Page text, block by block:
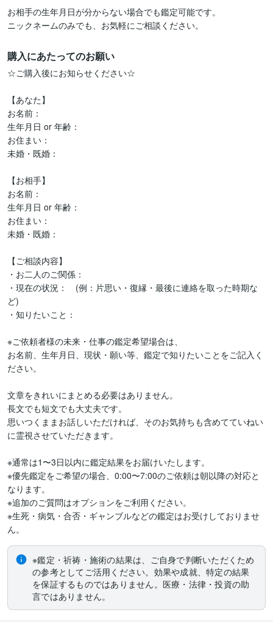
お相手の生年月日が分からない場合でも鑑定可能です。
ニックネームのみでも、お気軽にご相談ください。
購入にあたってのお願い
☆ご購入後にお知らせください☆
【あなた】
お名前：
生年月日 or 年齢：
お住まい：
未婚・既婚：
【お相手】
お名前：
生年月日 or 年齢：
お住まい：
未婚・既婚：
【ご相談内容】
・お二人のご関係：
・現在の状況：　(例：片思い・復縁・最後に連絡を取った時期な
ど)
・知りたいこと：
※ご依頼者様の未来・仕事の鑑定希望場合は、
お名前、生年月日、現状・願い等、鑑定で知りたいことをご記入く
ださい。
文章をきれいにまとめる必要はありません。
長文でも短文でも大丈夫です。
思いつくままお話しいただければ、そのお気持ちも含めてていねい
に霊視させていただきます。
※通常は1〜3日以内に鑑定結果をお届けいたします。
※優先鑑定をご希望の場合、0:00〜7:00のご依頼は朝以降の対応と
なります。
※追加のご質問はオプションをご利用ください。
※生死・病気・合否・ギャンブルなどの鑑定はお受けしておりませ
ん。
※鑑定・祈祷・施術の結果は、ご自身で判断いただくため
の参考としてご活用ください。効果や成就、特定の結果
を保証するものではありません。医療・法律・投資の助
言ではありません。